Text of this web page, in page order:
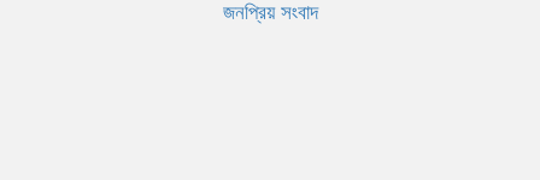
জনপ্রিয় সংবাদ